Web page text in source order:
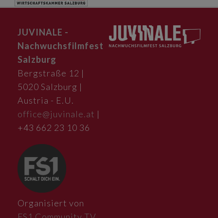
JUVINALE -
Nachwuchsfilmfest
Salzburg
Bergstraße 12 |
5020 Salzburg |
Austria - E.U.
office@juvinale.at |
+43 662 23 10 36
Organisiert von